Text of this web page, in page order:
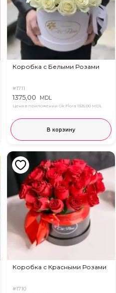
Коробка с Белыми Розами
#1711
1375,00 MDL
Цена в приложении Ok Flora 1325,00 MDL
В корзину
Коробка с Красными Розами
#1710